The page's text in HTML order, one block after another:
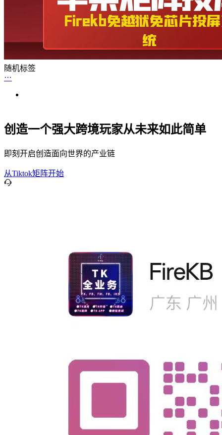
随机标签
创造一个强大跨境玩家从未来如此简单
即刻开启创造面向世界的产业链
从Tiktok矩阵开始